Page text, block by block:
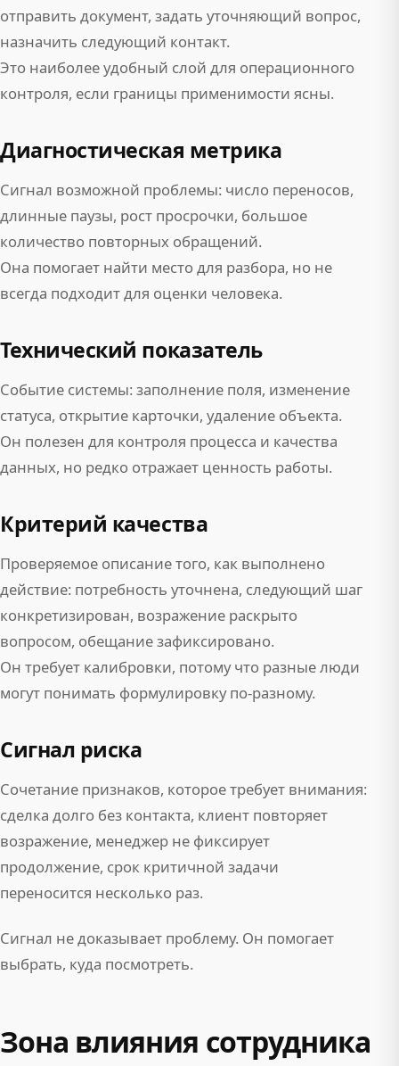
отправить документ, задать уточняющий вопрос,
назначить следующий контакт.
Это наиболее удобный слой для операционного
контроля, если границы применимости ясны.
Диагностическая метрика
Сигнал возможной проблемы: число переносов,
длинные паузы, рост просрочки, большое
количество повторных обращений.
Она помогает найти место для разбора, но не
всегда подходит для оценки человека.
Технический показатель
Событие системы: заполнение поля, изменение
статуса, открытие карточки, удаление объекта.
Он полезен для контроля процесса и качества
данных, но редко отражает ценность работы.
Критерий качества
Проверяемое описание того, как выполнено
действие: потребность уточнена, следующий шаг
конкретизирован, возражение раскрыто
вопросом, обещание зафиксировано.
Он требует калибровки, потому что разные люди
могут понимать формулировку по-разному.
Сигнал риска
Сочетание признаков, которое требует внимания:
сделка долго без контакта, клиент повторяет
возражение, менеджер не фиксирует
продолжение, срок критичной задачи
переносится несколько раз.
Сигнал не доказывает проблему. Он помогает
выбрать, куда посмотреть.
Зона влияния сотрудника